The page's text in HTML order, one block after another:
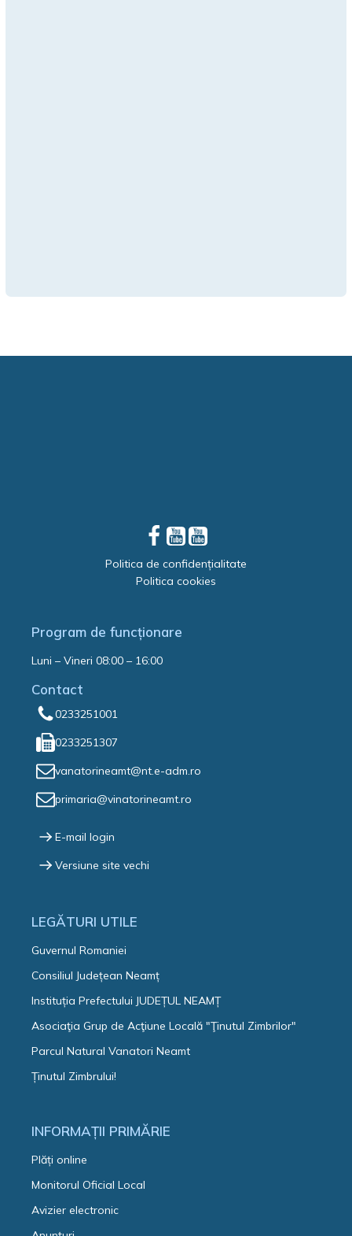
Politica de confidențialitate
Politica cookies
Program de funcționare
Luni – Vineri 08:00 – 16:00
Contact
0233251001
0233251307
vanatorineamt@nt.e-adm.ro
primaria@vinatorineamt.ro
E-mail login
Versiune site vechi
LEGĂTURI UTILE
Guvernul Romaniei
Consiliul Județean Neamț
Instituția Prefectului JUDEȚUL NEAMȚ
Asociaţia Grup de Acţiune Locală "Ţinutul Zimbrilor"
Parcul Natural Vanatori Neamt
Ținutul Zimbrului!
INFORMAȚII PRIMĂRIE
Plăți online
Monitorul Oficial Local
Avizier electronic